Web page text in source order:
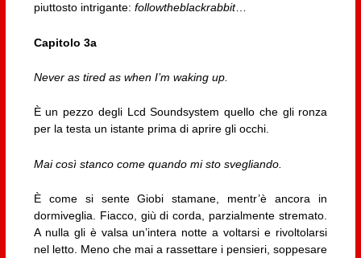
piuttosto intrigante: followtheblackrabbit…
Capitolo 3a
Never as tired as when I’m waking up.
È un pezzo degli Lcd Soundsystem quello che gli ronza
per la testa un istante prima di aprire gli occhi.
Mai così stanco come quando mi sto svegliando.
È come si sente Giobi stamane, mentr’è ancora in
dormiveglia. Fiacco, giù di corda, parzialmente stremato.
A nulla gli è valsa un’intera notte a voltarsi e rivoltolarsi
nel letto. Meno che mai a rassettare i pensieri, soppesare